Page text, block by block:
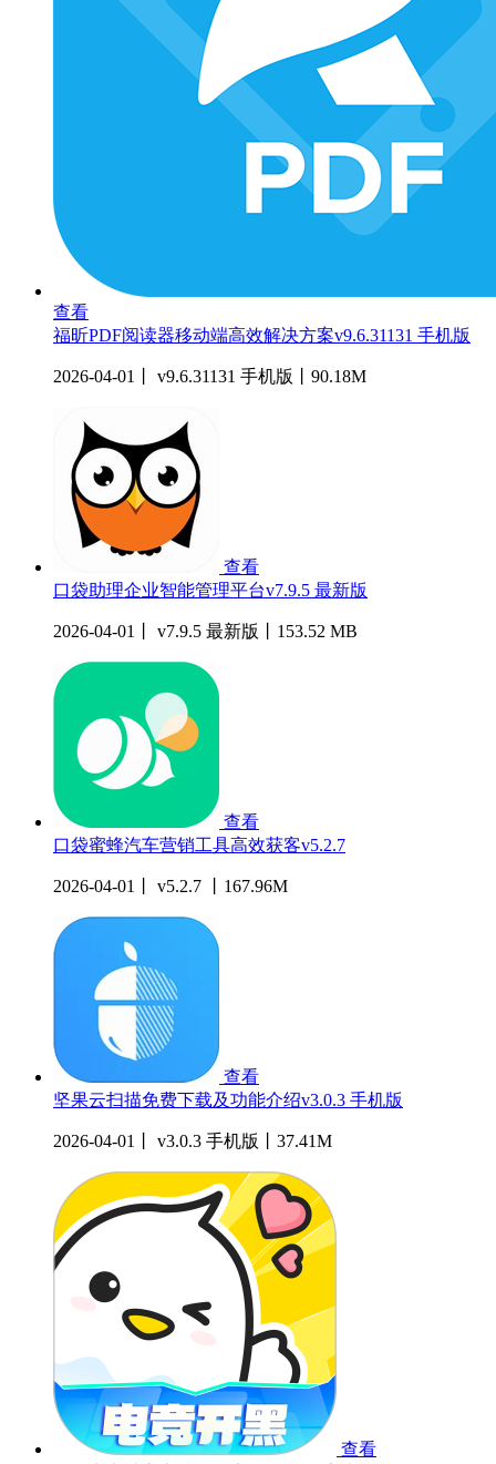
查看
福昕PDF阅读器移动端高效解决方案v9.6.31131 手机版
2026-04-01丨 v9.6.31131 手机版丨90.18M
查看
口袋助理企业智能管理平台v7.9.5 最新版
2026-04-01丨 v7.9.5 最新版丨153.52 MB
查看
口袋蜜蜂汽车营销工具高效获客v5.2.7
2026-04-01丨 v5.2.7 丨167.96M
查看
坚果云扫描免费下载及功能介绍v3.0.3 手机版
2026-04-01丨 v3.0.3 手机版丨37.41M
查看